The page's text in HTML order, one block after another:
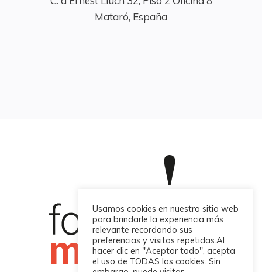
Mataró, España
Usamos cookies en nuestro sitio web
para brindarle la experiencia más
relevante recordando sus
preferencias y visitas repetidas.Al
hacer clic en "Aceptar todo", acepta
el uso de TODAS las cookies. Sin